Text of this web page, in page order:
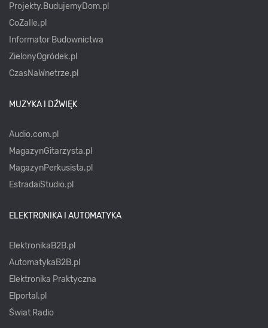
Projekty.BudujemyDom.pl
CoZaIle.pl
Informator Budownictwa
ZielonyOgródek.pl
CzasNaWnetrze.pl
MUZYKA I DŹWIĘK
Audio.com.pl
MagazynGitarzysta.pl
MagazynPerkusista.pl
EstradaiStudio.pl
ELEKTRONIKA I AUTOMATYKA
ElektronikaB2B.pl
AutomatykaB2B.pl
Elektronika Praktyczna
Elportal.pl
Świat Radio